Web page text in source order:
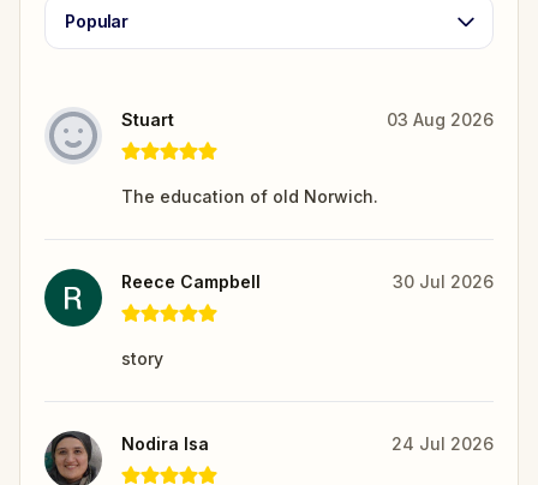
Popular
Stuart 03 Aug 2026
The education of old Norwich.
Reece Campbell 30 Jul 2026
story
Nodira Isa 24 Jul 2026